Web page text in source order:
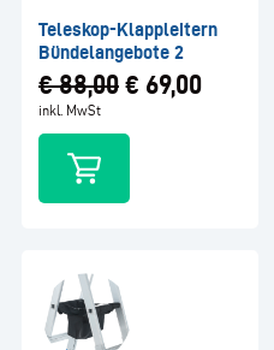
Teleskop-Klappleitern
Bündelangebote 2
€88,00 € 69,00
inkl. MwSt